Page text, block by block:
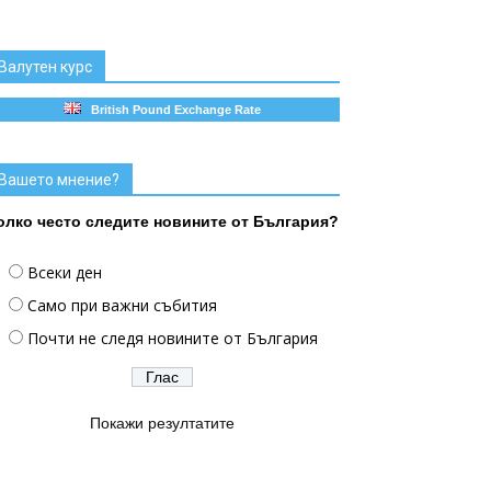
курс
British Pound Exchange Rate
мнение?
често следите новините от България?
Всеки ден
Само при важни събития
Почти не следя новините от България
Покажи резултатите